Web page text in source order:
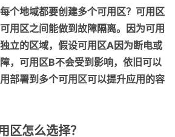
个地域都要创建多个可用区？可用区
用区之间能做到故障隔离。因为可用
立的区域，假设可用区A因为断电或
，可用区B不会受到影响，依旧可以
部署到多个可用区可以提升应用的容
区怎么选择？